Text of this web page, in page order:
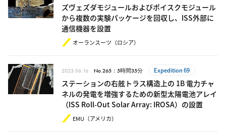
ズヴェズダモジュールおよびポイスクモジュール
から複数の実験パッケージを回収し、ISS外部に
通信機器を設置
オーランスーツ（ロシア）
2023.06.16 No.265：5時間35分 Expedition 69
ステーションの右舷トラス構造上の 1B 電力チャ
ネルの発電を増強するための新型太陽電池アレイ
（ISS Roll-Out Solar Array: IROSA）の設置
EMU（アメリカ）